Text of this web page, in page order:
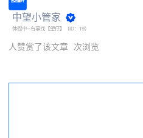
中望小管家
休假中~有事找【望仔】（ID：19）
人赞赏了该文章 次浏览